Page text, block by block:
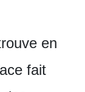
en
fait